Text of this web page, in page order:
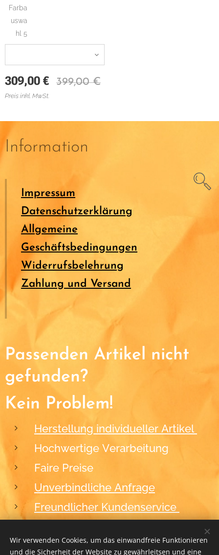
Farba
uswa
hl 5
309,00 € 399,00€
Preis inkl. MwSt.
Information
Impressum
Datenschutzerklärung
Allgemeine
Geschäftsbedingungen
Widerrufsbelehrung
Zahlung und Versand
Passenden Artikel nicht
gefunden?
Kein Problem!
Herstellung individueller Artikel
Hochwertige Verarbeitung
Faire Preise
Unverbindliche Anfrage
Freundlicher Kundenservice
Wir verwenden Cookies, um das einwandfreie Funktionieren
und die Sicherheit der Website zu gewährleitsen und eine